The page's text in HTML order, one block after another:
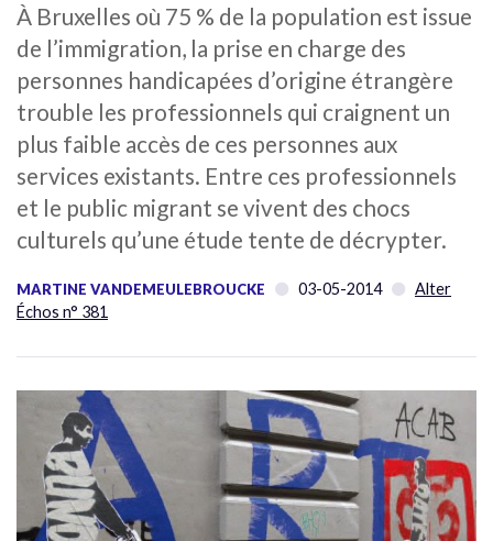
À Bruxelles où 75 % de la population est issue
de l’immigration, la prise en charge des
personnes handicapées d’origine étrangère
trouble les professionnels qui craignent un
plus faible accès de ces personnes aux
services existants. Entre ces professionnels
et le public migrant se vivent des chocs
culturels qu’une étude tente de décrypter.
MARTINE VANDEMEULEBROUCKE 03-05-2014
Alter
Échos n° 381